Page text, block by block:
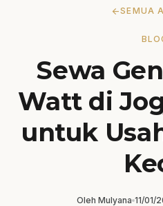
arrow_backSEMUA
Sewa
Watt di
untuk
Oleh Mulyana 11/01/